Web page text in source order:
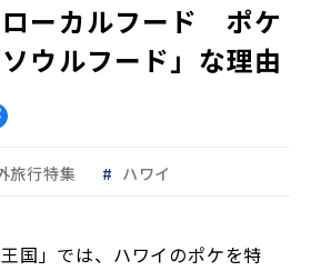
ーカルフード ポケ
ウルフード」な理由
旅行特集 ハワイ
国」では、ハワイのポケを特